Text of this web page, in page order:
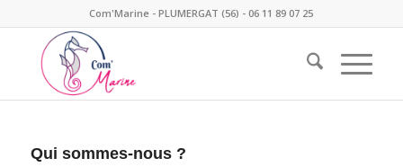
Com'Marine - PLUMERGAT (56) - 06 11 89 07 25
Qui sommes-nous ?